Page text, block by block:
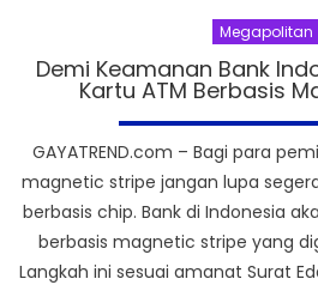
Megapolitan
Demi Keamanan Bank
Kartu ATM Berbasis
GAYATREND.com – Bagi para
magnetic stripe jangan lupa
berbasis chip. Bank di Indonesia
berbasis magnetic stripe yang
Langkah ini sesuai amanat Surat